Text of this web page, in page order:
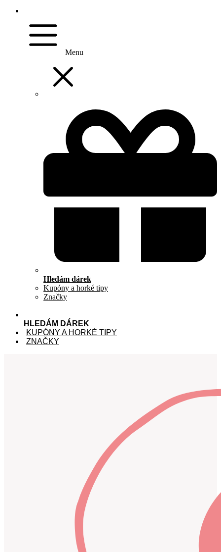
Menu
Hledám dárek
Kupóny a horké tipy
Značky
HLEDÁM DÁREK
KUPÓNY A HORKÉ TIPY
ZNAČKY